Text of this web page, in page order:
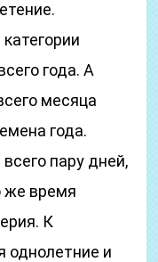
года. А
месяца
года.
пару дней,
же время
К
однолетние и